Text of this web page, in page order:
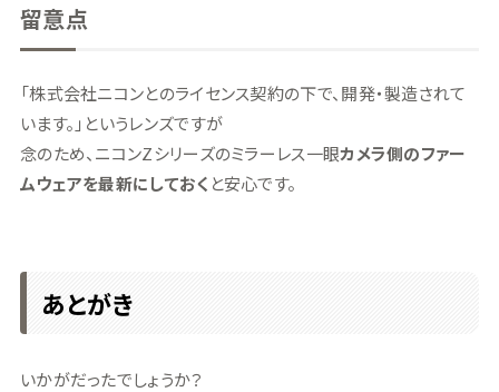
留意点
「株式会社ニコンとのライセンス契約の下で、開発・製造されて
います。」というレンズですが
念のため、ニコンZシリーズのミラーレス一眼カメラ側のファー
ムウェアを最新にしておく と安心です。
あとがき
いかがだったでしょうか？